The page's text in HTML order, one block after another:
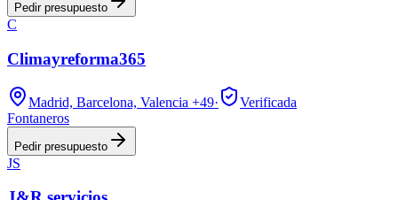
Pedir presupuesto
C
Climayreforma365
Madrid, Barcelona, Valencia +49·
Verificada
Fontaneros
Pedir presupuesto
JS